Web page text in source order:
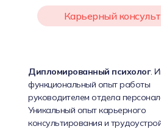
Дипломированный психолог.
функциональный опыт работы
руководителем отдела
Уникальный опыт карьерного
консультирования и
Карьерный